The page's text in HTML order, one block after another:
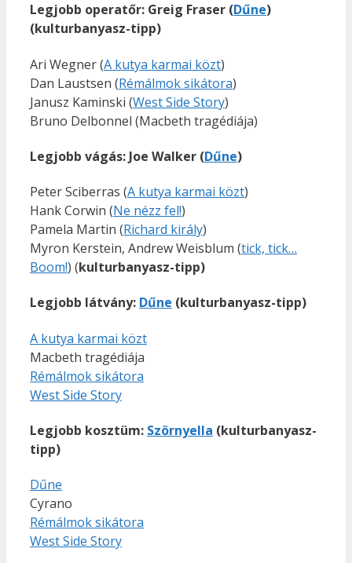
Legjobb operatőr: Greig Fraser (Dűne)
(kulturbanyasz-tipp)
Ari Wegner (A kutya karmai közt)
Dan Laustsen (Rémálmok sikátora)
Janusz Kaminski (West Side Story)
Bruno Delbonnel (Macbeth tragédiája)
Legjobb vágás: Joe Walker (Dűne)
Peter Sciberras (A kutya karmai közt)
Hank Corwin (Ne nézz fel!)
Pamela Martin (Richard király)
Myron Kerstein, Andrew Weisblum (tick, tick…
Boom!) (kulturbanyasz-tipp)
Legjobb látvány: Dűne (kulturbanyasz-tipp)
A kutya karmai közt
Macbeth tragédiája
Rémálmok sikátora
West Side Story
Legjobb kosztüm: Szörnyella (kulturbanyasz-
tipp)
Dűne
Cyrano
Rémálmok sikátora
West Side Story